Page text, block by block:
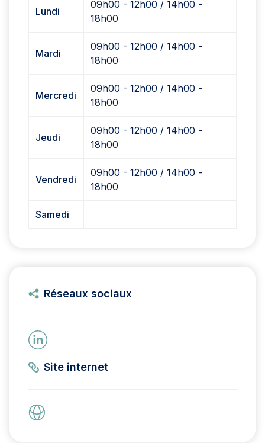
Lundi
09h00 - 12h00 / 14h00 -
18h00
Mardi
09h00 - 12h00 / 14h00 -
18h00
Mercredi
09h00 - 12h00 / 14h00 -
18h00
Jeudi
09h00 - 12h00 / 14h00 -
18h00
Vendredi
09h00 - 12h00 / 14h00 -
18h00
Samedi
Réseaux sociaux
Site internet